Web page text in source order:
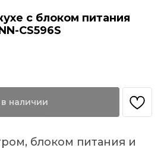
с блоком питания
CS596S
наличии
блоком питания и